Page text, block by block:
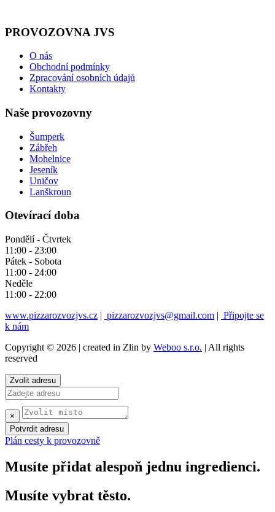
PROVOZOVNA JVS
O nás
Obchodní podmínky
Zpracování osobních údajů
Kontakty
Naše provozovny
Šumperk
Zábřeh
Mohelnice
Jeseník
Uničov
Lanškroun
Otevírací doba
Pondělí - Čtvrtek
11:00 - 23:00
Pátek - Sobota
11:00 - 24:00
Neděle
11:00 - 22:00
www.pizzarozvozjvs.cz | pizzarozvozjvs@gmail.com | Připojte se
k nám
Copyright © 2026 | created in Zlin by Weboo s.r.o. | All rights
reserved
Zvolit adresu
×
Potvrdit adresu
Plán cesty k provozovně
Musíte přidat alespoň jednu ingredienci.
Musíte vybrat těsto.